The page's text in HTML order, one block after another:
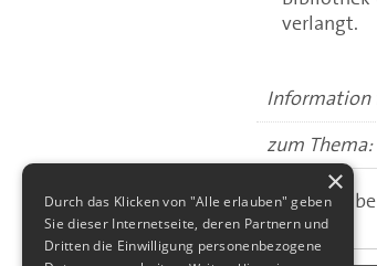
verlangt.
Information
zum Thema:
(aus:
×
Durch das Klicken von "Alle erlauben" geben
Sie dieser Internetseite, deren Partnern und
Dritten die Einwilligung personenbezogene